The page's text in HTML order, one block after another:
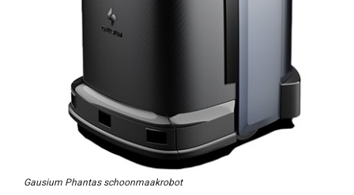
Gausium Phantas schoonmaakrobot